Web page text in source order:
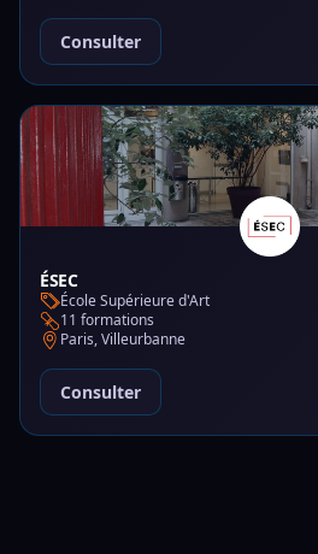
Consulter
ÉSEC
École Supérieure d'Art
11 formations
Paris, Villeurbanne
Consulter